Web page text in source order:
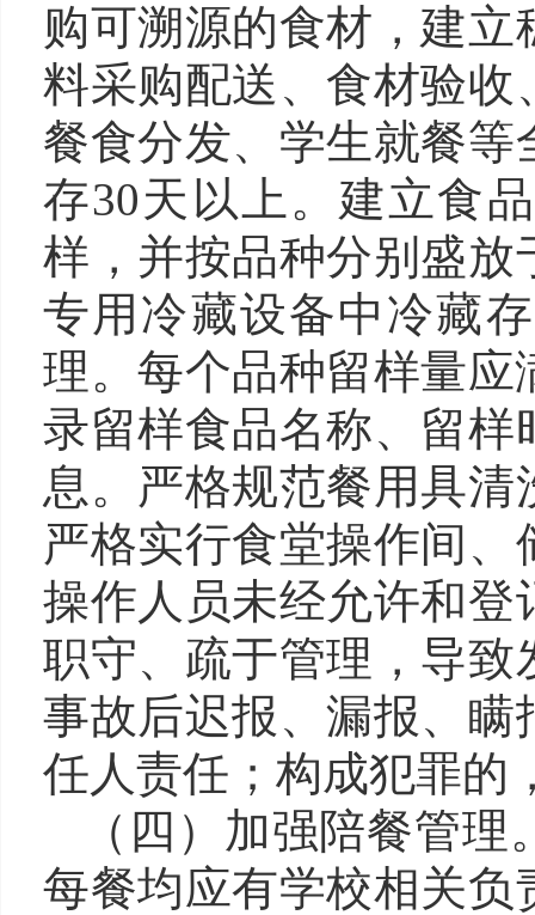
购可溯源的食材，建
料采购配送、食材验
餐食分发、学生就餐
存30天以上。建立食
样，并按品种分别盛
专用冷藏设备中冷藏
理。每个品种留样量应
录留样食品名称、留
息。严格规范餐用具
严格实行食堂操作间
操作人员未经允许和
职守、疏于管理，导
事故后迟报、漏报、
任人责任；构成犯罪的
（ 四 ） 加强陪餐管理
每餐均应有学校相关